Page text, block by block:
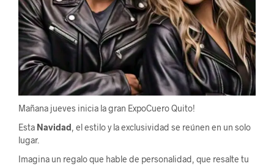
Mañana jueves inicia la gran ExpoCuero Quito!
Esta Navidad , el estilo y la exclusividad se reúnen en un solo
lugar.
Imagina un regalo que hable de personalidad, que resalte tu